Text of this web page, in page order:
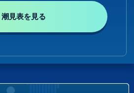
潮見表を見る